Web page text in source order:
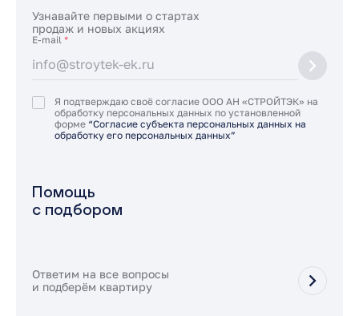
Узнавайте первыми о стартах
продаж и новых акциях
E-mail *
Я подтверждаю своё согласие ООО АН «СТРОЙТЭК» на
обработку персональных данных по установленной
форме “Согласие субъекта персональных данных на
обработку его персональных данных”
Помощь
с подбором
Ответим на все вопросы
и подберём квартиру